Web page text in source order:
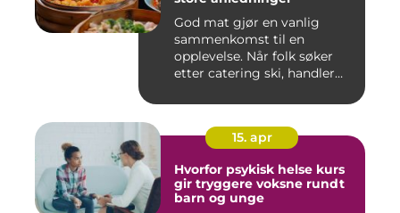
God mat gjør en vanlig
sammenkomst til en
opplevelse. Når folk søker
etter catering ski, handler
15. apr
Hvorfor psykisk helse kurs
gir tryggere voksne rundt
barn og unge